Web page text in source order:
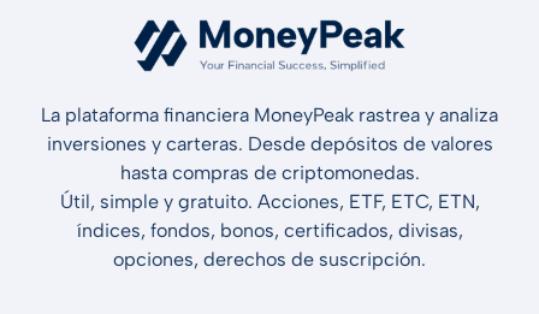
La plataforma financiera MoneyPeak rastrea y analiza
inversiones y carteras. Desde depósitos de valores
hasta compras de criptomonedas.
Útil, simple y gratuito. Acciones, ETF, ETC, ETN,
índices, fondos, bonos, certificados, divisas,
opciones, derechos de suscripción.